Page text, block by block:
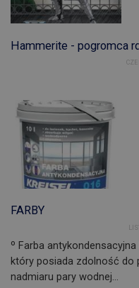
Hammerite - pogromca
FARBY
º Farba
który posiada zdolność do
nadmiaru pary wodnej…